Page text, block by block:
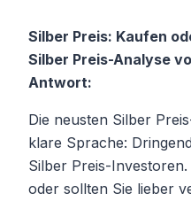
Silber Preis: Kaufen
Silber Preis-Analyse
Antwort:
Die neusten Silber
klare Sprache:
Silber Preis-
oder sollten Sie lieber